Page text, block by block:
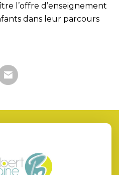
l’offre d’enseignement
dans leur parcours